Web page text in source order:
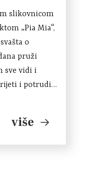
slikovnicom
„Pia Mia“,
o
pruži
sve vidi i
i potruditi
više